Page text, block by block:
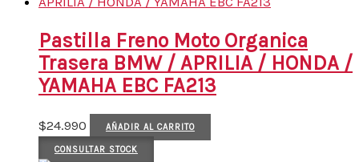
Pastilla Freno Moto Organica
Trasera BMW / APRILIA / HONDA /
YAMAHA EBC FA213
$24.990 AÑADIR AL CARRITO
CONSULTAR STOCK